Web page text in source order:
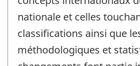
nationale et celles
classifications ainsi que
méthodologiques et